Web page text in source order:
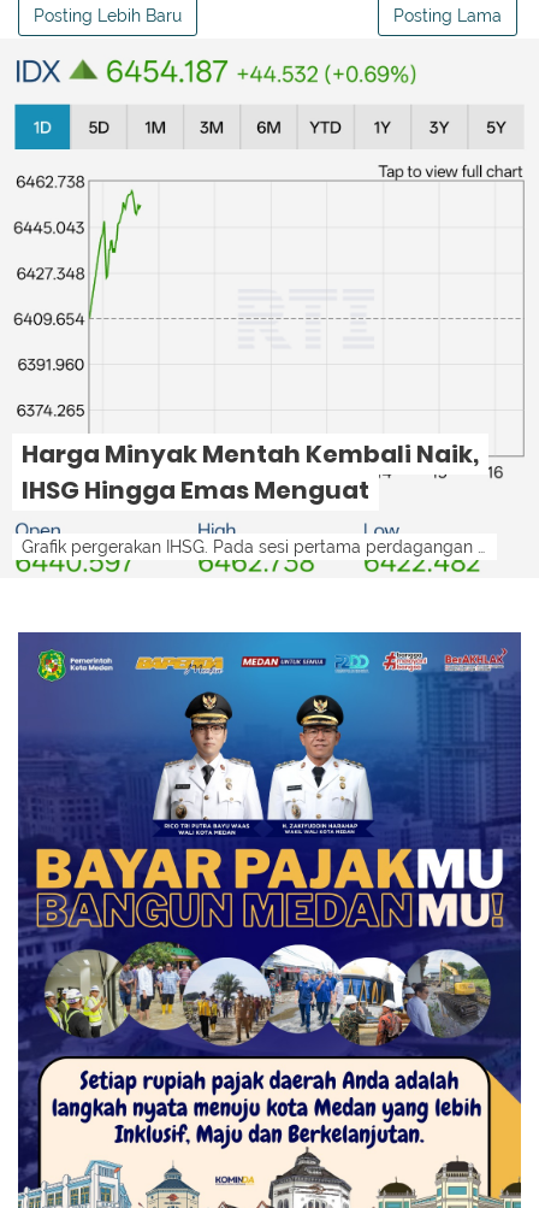
Posting Lebih Baru Posting Lama
Harga Minyak Mentah Kembali Naik,
IHSG Hingga Emas Menguat